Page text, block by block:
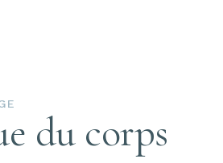
du corps